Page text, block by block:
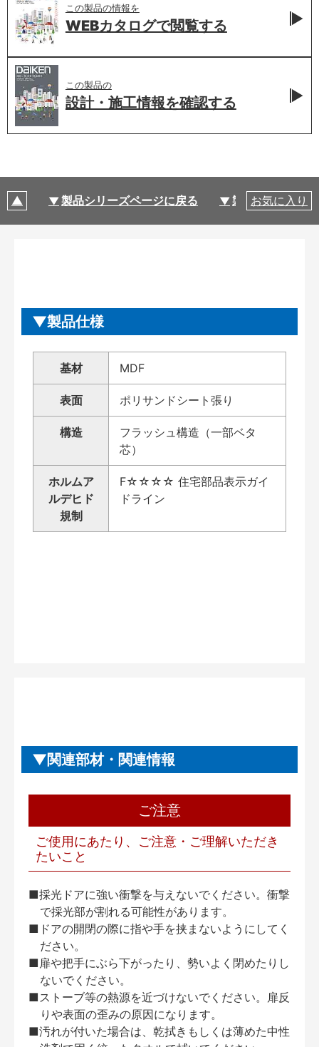
この製品の情報を
WEBカタログで閲覧する
この製品の
設計・施工情報を確認する
製品シリーズページに戻る 製品仕様
お気に入り
製品仕様
基材 MDF
表面 ポリサンドシート張り
構造
フラッシュ構造（一部ベタ
芯）
ホルムア
ルデヒド
規制
F☆☆☆☆ 住宅部品表示ガイ
ドライン
関連部材・関連情報
ご注意
ご使用にあたり、ご注意・ご理解いただき
たいこと
■採光ドアに強い衝撃を与えないでください。衝撃
で採光部が割れる可能性があります。
■ドアの開閉の際に指や手を挟まないようにしてく
ださい。
■扉や把手にぶら下がったり、勢いよく閉めたりし
ないでください。
■ストーブ等の熱源を近づけないでください。扉反
りや表面の歪みの原因になります。
■汚れが付いた場合は、乾拭きもしくは薄めた中性